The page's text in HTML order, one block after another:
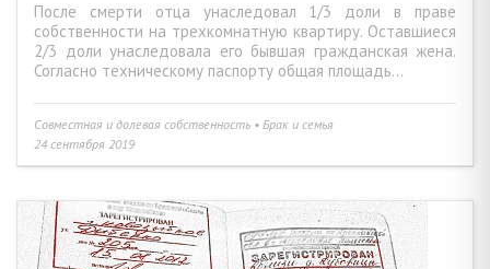
После смерти отца унаследовал 1/3 доли в праве
собственности на трехкомнатную квартиру. Оставшиеся
2/3 доли унаследовала его бывшая гражданская жена.
Согласно техническому паспорту общая площадь...
24 сентября 2019
Совместная и долевая собственность • Брак и семья